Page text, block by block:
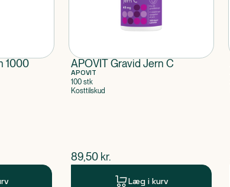
1000
APOVIT Gravid Jern C
APOVIT
100 stk
Kosttilskud
$nuværende pris
89,50 kr.
Læg i kurv